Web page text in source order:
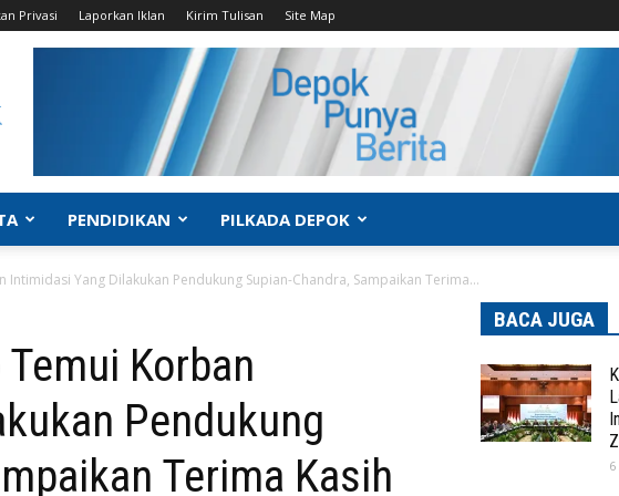
Privasi Laporkan Iklan Kirim Tulisan Site Map
PENDIDIKAN PILKADA DEPOK
Yang Dilakukan Pendukung Supian-Chandra, Sampaikan Terima...
Korban
Pendukung
Terima Kasih
BACA JUGA